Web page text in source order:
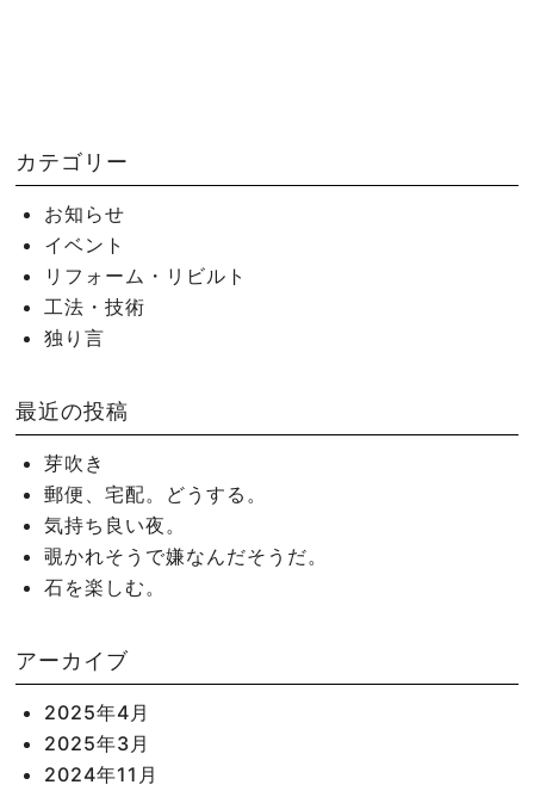
カテゴリー
お知らせ
イベント
リフォーム・リビルト
工法・技術
独り言
最近の投稿
芽吹き
郵便、宅配。どうする。
気持ち良い夜。
覗かれそうで嫌なんだそうだ。
石を楽しむ。
アーカイブ
2025年4月
2025年3月
2024年11月